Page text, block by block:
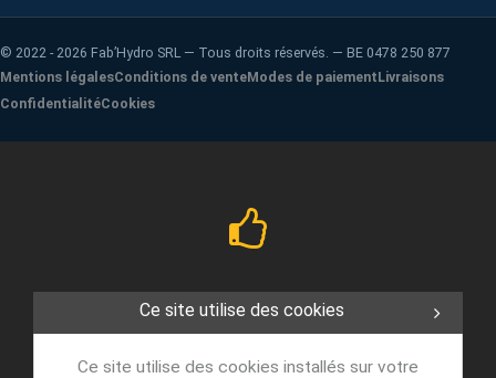
© 2022 - 2026 Fab’Hydro SRL — Tous droits réservés. — BE 0478 250 877
Mentions légalesConditions de venteModes de paiementLivraisons
ConfidentialitéCookies
Ce site utilise des cookies
Ce site utilise des cookies installés sur votre